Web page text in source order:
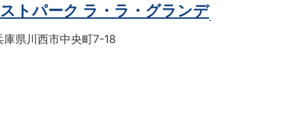
ストパーク ラ・ラ・グランデ
庫県川西市中央町7-18